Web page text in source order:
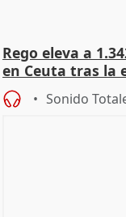
Rego eleva a
en Ceuta tras la
Sonido